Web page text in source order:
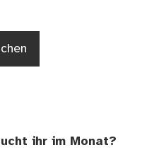
ihr im Monat?